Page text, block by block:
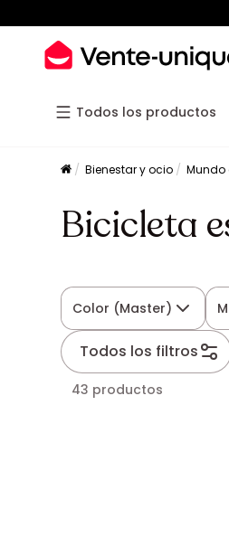
Todos los productos
Bienestar y ocio Mundo
Bicicleta
Color (Master)
Todos los filtros
43 productos